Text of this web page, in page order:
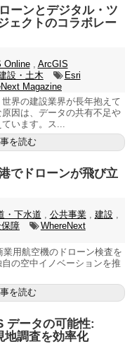
ーンとデジタル・ツ
ェクトのコラボレー
Online, ArcGIS
設・土木
Esri
Magazine
界の建設業界が長年抱えて
因は、データの共有不足や
います。ス...
を読む
でドローンが飛び立
・下水道 公共事業, 建設,
障
WhereNext
用航空機のドローン検査を
の空中イノベーションを推
を読む
データの可能性:
地調査を効率化